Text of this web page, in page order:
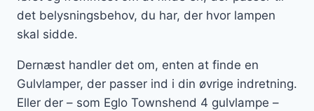
det belysningsbehov, du har, der hvor lampen
skal sidde.
Dernæst handler det om, enten at finde en
Gulvlamper, der passer ind i din øvrige indretning.
Eller der – som Eglo Townshend 4 gulvlampe –